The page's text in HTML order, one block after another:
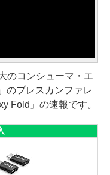
のコンシューマ・エ
のプレスカンファレ
Fold」の速報です。